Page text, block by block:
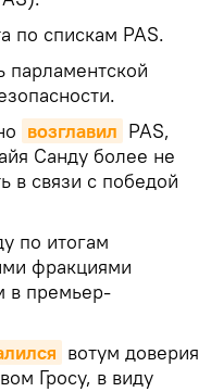
по спискам PAS.
парламентской
возглавил PAS,
Санду более не
в связи с победой
по итогам
фракциями
в премьер-
вотум доверия
Гросу, в виду